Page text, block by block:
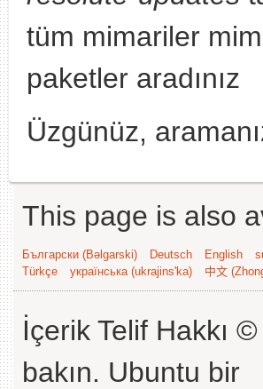
tüm mimariler
paketler aradınız
Üzgünüz,
This page is also
Български (Bəlgarski) Deutsch English
Türkçe
українська (ukrajins'ka) 中文
İçerik Telif Hakkı
bakın. Ubuntu bir